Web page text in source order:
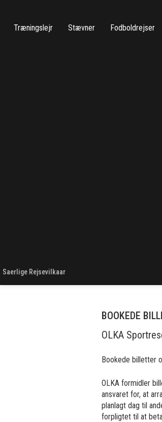
Træningslejr Stævner Fodboldrejser
Saerlige Rejsevilkaar
BOOKEDE
OLKA
Bookede billetter
OLKA formidler
ansvaret for, at
planlagt dag til
forpligtet til at